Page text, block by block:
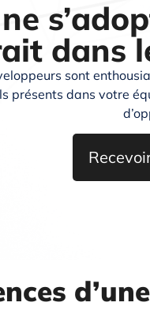
dans
sont
présents dans votre